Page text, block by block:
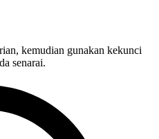
kemudian gunakan kekunci
senarai.